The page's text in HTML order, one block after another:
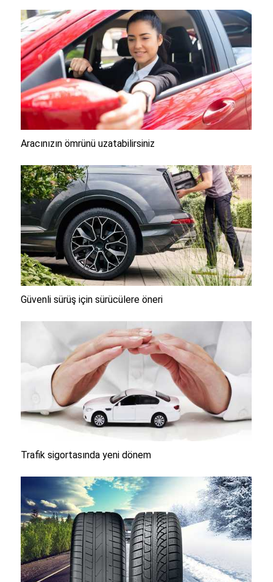
Aracınızın ömrünü uzatabilirsiniz
Güvenli sürüş için sürücülere öneri
Trafik sigortasında yeni dönem